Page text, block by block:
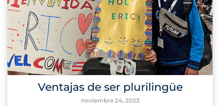
Ventajas de ser plurilingüe
noviembre 24, 2023